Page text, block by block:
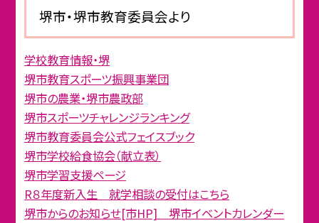
堺市・堺市教育委員会より
学校教育情報・堺
堺市教育スポーツ振興事業団
堺市の農業・堺市農政部
堺市スポーツチャレンジランキング
堺市教育委員会公式フェイスブック
堺市学校給食協会（献立表）
堺市学習支援ページ
R８年度新入生 就学相談の受付はこちら
堺市からのお知らせ[市HP] 堺市イベントカレンダー